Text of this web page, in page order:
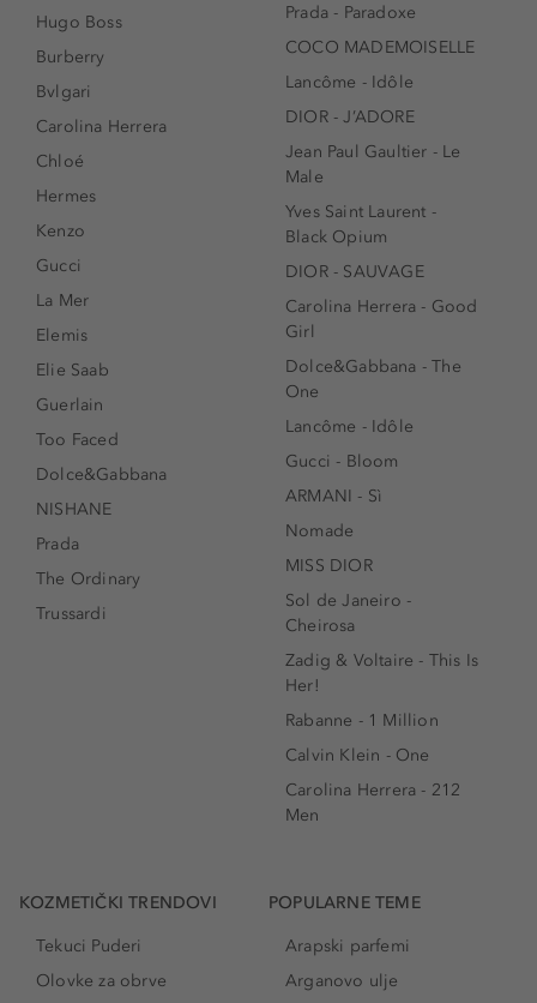
Hugo Boss
Burberry
Bvlgari
Carolina Herrera
Chloé
Hermes
Kenzo
Gucci
La Mer
Elemis
Elie Saab
Guerlain
Too Faced
Dolce&Gabbana
NISHANE
Prada
The Ordinary
Trussardi
Prada - Paradoxe
COCO MADEMOISELLE
Lancôme - Idôle
DIOR - J’ADORE
Jean Paul Gaultier - Le
Male
Yves Saint Laurent -
Black Opium
DIOR - SAUVAGE
Carolina Herrera - Good
Girl
Dolce&Gabbana - The
One
Lancôme - Idôle
Gucci - Bloom
ARMANI - Sì
Nomade
MISS DIOR
Sol de Janeiro -
Cheirosa
Zadig & Voltaire - This Is
Her!
Rabanne - 1 Million
Calvin Klein - One
Carolina Herrera - 212
Men
KOZMETIČKI TRENDOVI
Tekuci Puderi
Olovke za obrve
POPULARNE TEME
Arapski parfemi
Arganovo ulje